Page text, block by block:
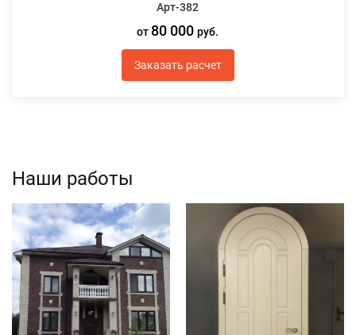
Арт-382
от 80 000руб.
Заказать расчет
Наши работы